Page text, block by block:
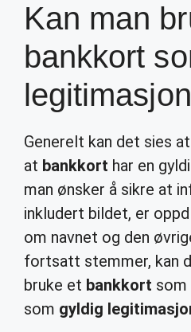
Kan man
bankkort
Generelt kan det sies
at bankkort har en
man ønsker å sikre at
inkludert bildet, er
om navnet og den
fortsatt stemmer, kan
bruke et bankkort som
som gyldig